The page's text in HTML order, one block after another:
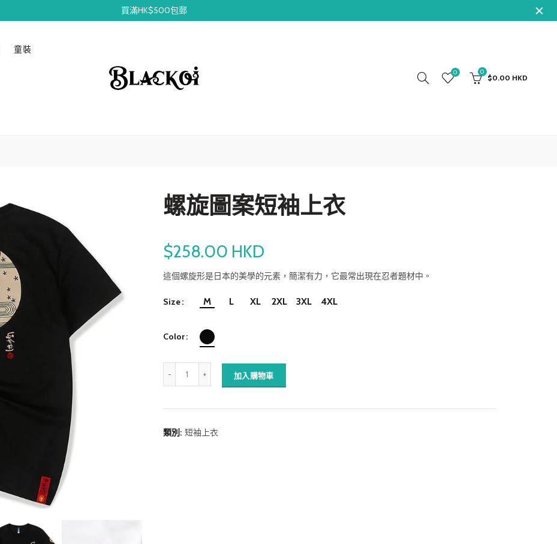
童裝
0 0
$0.00 HKD
螺旋圖案短袖上衣
$258.00 HKD
這個螺旋形是日本的美學的元素，簡潔有力，它最常出現在忍者題材中。
Size M L XL 2XL 3XL 4XL
Color
加入購物車
類別: 短袖上衣
買滿HK$500包郵